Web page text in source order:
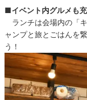
■イベント内グルメも充
ランチは会場内の「
ャンプと旅とごはんを
う！